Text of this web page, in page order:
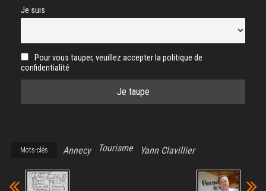
Je suis
Pour vous tauper, veuillez accepter la politique de
confidentialité
Mots-clés Annecy Tourisme Yann Clavillier